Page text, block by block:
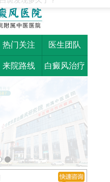
热门关注 医生团队
来院路线 白癜风治疗